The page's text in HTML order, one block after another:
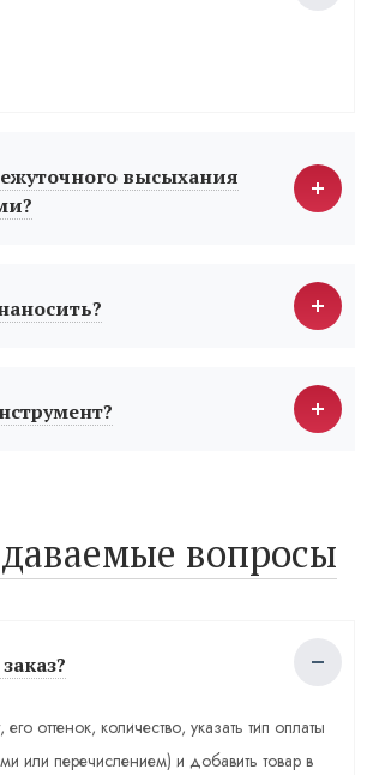
высыхания
вопросы
оттенок, количество, указать тип оплаты
или перечислением) и добавить товар в